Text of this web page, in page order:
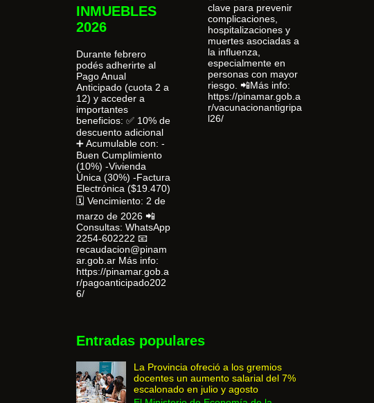
INMUEBLES
2026
Durante febrero
podés adherirte al
Pago Anual
Anticipado (cuota 2 a
12) y acceder a
importantes
beneficios: ✅ 10% de
descuento adicional
➕ Acumulable con: -
Buen Cumplimiento
(10%) -Vivienda
Única (30%) -Factura
Electrónica ($19.470)
🗓 Vencimiento: 2 de
marzo de 2026 📲
Consultas: WhatsApp
2254-602222 📧
recaudacion@pinam
ar.gob.ar Más info:
https://pinamar.gob.a
r/pagoanticipado202
6/
clave para prevenir
complicaciones,
hospitalizaciones y
muertes asociadas a
la influenza,
especialmente en
personas con mayor
riesgo. 📲Más info:
https://pinamar.gob.a
r/vacunacionantigripa
l26/
Entradas populares
La Provincia ofreció a los gremios
docentes un aumento salarial del 7%
escalonado en julio y agosto